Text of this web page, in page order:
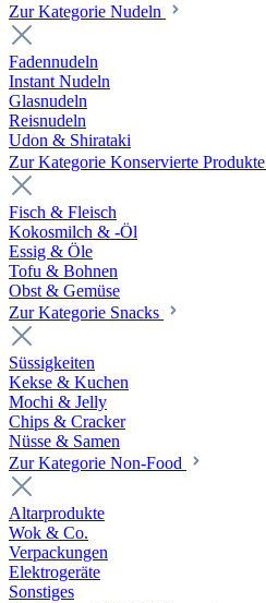
Zur Kategorie Nudeln
Fadennudeln
Instant Nudeln
Glasnudeln
Reisnudeln
Udon & Shirataki
Zur Kategorie Konservierte Produkte
Fisch & Fleisch
Kokosmilch & -Öl
Essig & Öle
Tofu & Bohnen
Obst & Gemüse
Zur Kategorie Snacks
Süssigkeiten
Kekse & Kuchen
Mochi & Jelly
Chips & Cracker
Nüsse & Samen
Zur Kategorie Non-Food
Altarprodukte
Wok & Co.
Verpackungen
Elektrogeräte
Sonstiges